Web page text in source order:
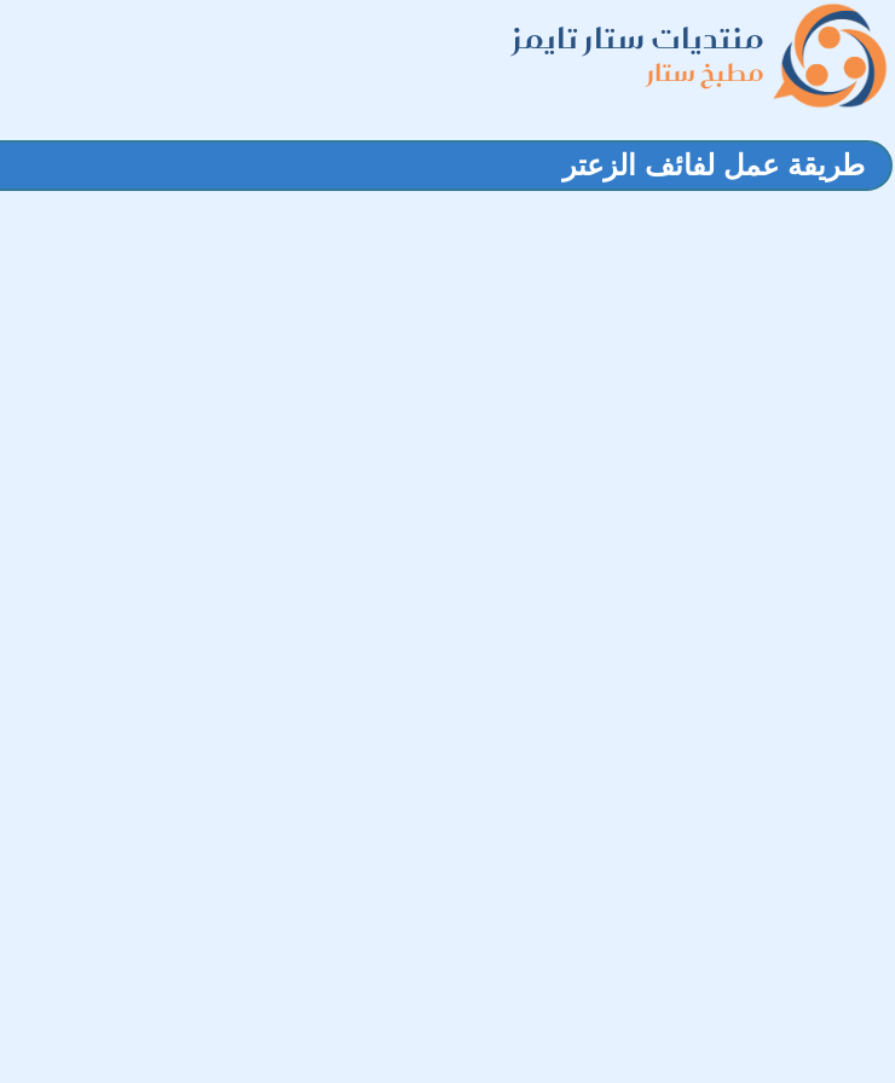
منتديات ستار تايمز
مطبخ ستار
طريقة عمل لفائف الزعتر